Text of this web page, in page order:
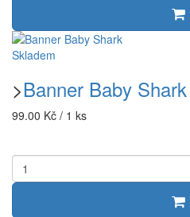
Skladem
>Banner Baby Shark
99.00 Kč / 1 ks